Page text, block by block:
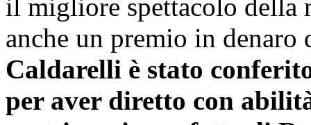
il migliore spettacolo della
anche un premio in
Caldarelli è stato
per aver diretto con